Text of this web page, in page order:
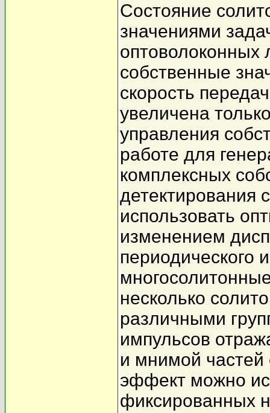
Состояние
значениями
оптоволоконных
собственные
скорость
увеличена
управления
работе для
комплексных
детектирования
использовать
изменением
периодического
несколько
различными
импульсов
и мнимой
эффект можно
фиксированных